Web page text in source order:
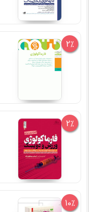
2%
2%
10%